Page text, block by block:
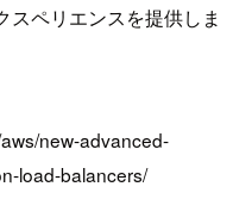
スペリエンスを提供しま
new-advanced-
load-balancers/